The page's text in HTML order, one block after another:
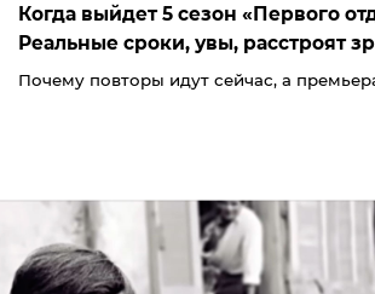
Когда выйдет 5 сезон «Первого
Реальные сроки, увы, расстроят
Почему повторы идут сейчас, а